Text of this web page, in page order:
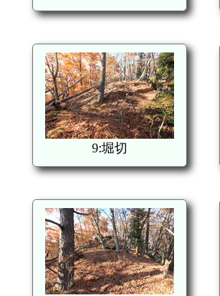
9:堀切